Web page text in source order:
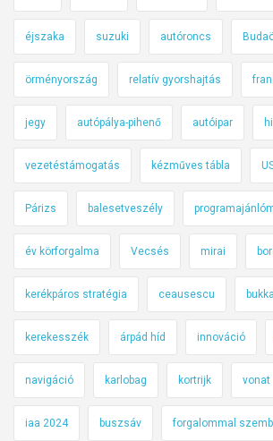
éjszaka suzuki autóroncs
örményország relatív gyorshajtás
jegy autópálya-pihenő autóipar
vezetéstámogatás kézműves tábla
Párizs balesetveszély
év körforgalma Vecsés mirai
kerékpáros stratégia ceausescu
kerekesszék árpád híd innováció
navigáció karlobag kortrijk vonat
iaa 2024 buszsáv forgalommal